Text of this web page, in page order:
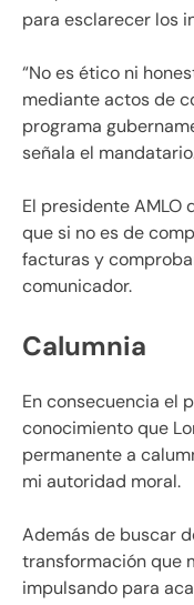
para esclarecer los
“No es ético ni
mediante actos de
programa
señala el
El presidente AMLO
que si no es de
facturas y
comunicador.
Calumnia
En consecuencia el
conocimiento que
permanente a
mi autoridad moral.
Además de buscar
transformación que
impulsando para